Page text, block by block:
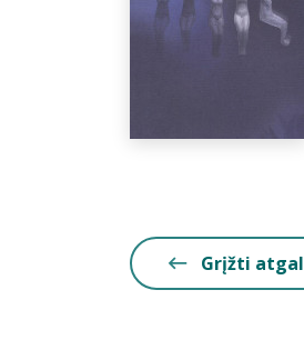
Grįžti atgal